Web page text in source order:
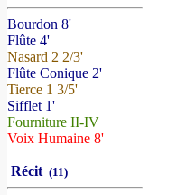
Bourdon 8'
Flûte 4'
Nasard 2 2/3'
Flûte Conique 2'
Tierce 1 3/5'
Sifflet 1'
Fourniture II-IV
Voix Humaine 8'
Récit (11)